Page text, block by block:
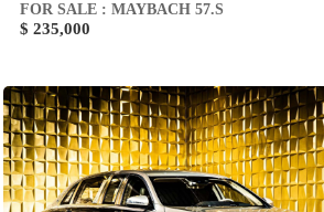
FOR SALE : MAYBACH 57.S
$ 235,000